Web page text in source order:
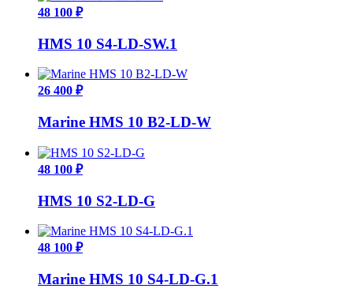
48 100 ₽
HMS 10 S4-LD-SW.1
26 400 ₽
Marine HMS 10 B2-LD-W
48 100 ₽
HMS 10 S2-LD-G
48 100 ₽
Marine HMS 10 S4-LD-G.1